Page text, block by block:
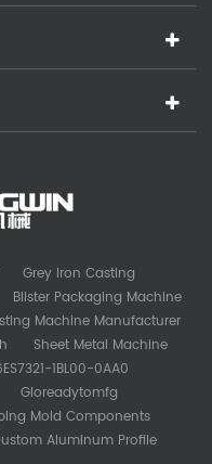
Grey Iron Casting
Blister Packaging Machine
Machine Manufacturer
Sheet Metal Machine
1BL00-0AA0
Gloreadytomfg
Mold Components
Aluminum Profile